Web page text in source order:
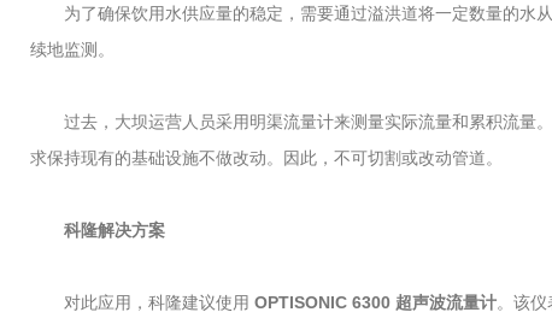
为了确保饮用水供应量的稳定，需要通过溢洪道将一定数量的水从
续地监测。
过去，大坝运营人员采用明渠流量计来测量实际流量和累积流量。
求保持现有的基础设施不做改动。因此，不可切割或改动管道。
科隆解决方案
对此应用，科隆建议使用 OPTISONIC 6300 超声波流量计。该